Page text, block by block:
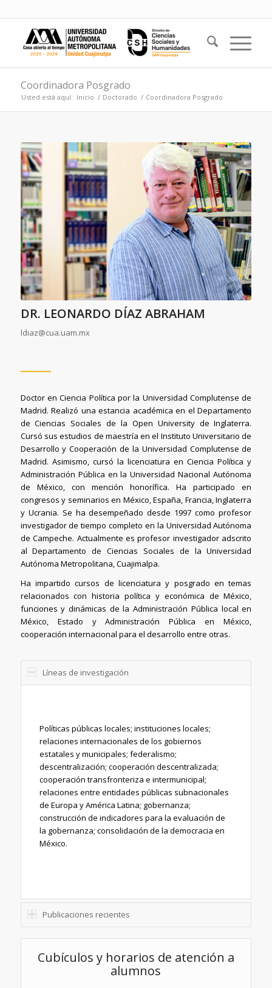
Coordinadora Posgrado
Usted está aquí: Inicio / Doctorado / Coordinadora Posgrado
DR. LEONARDO DÍAZ ABRAHAM
ldiaz@cua.uam.mx
Doctor en Ciencia Política por la Universidad Complutense de
Madrid. Realizó una estancia académica en el Departamento
de Ciencias Sociales de la Open University de Inglaterra.
Cursó sus estudios de maestría en el Instituto Universitario de
Desarrollo y Cooperación de la Universidad Complutense de
Madrid. Asimismo, cursó la licenciatura en Ciencia Política y
Administración Pública en la Universidad Nacional Autónoma
de México, con mención honorífica. Ha participado en
congresos y seminarios en México, España, Francia, Inglaterra
y Ucrania. Se ha desempeñado desde 1997 como profesor
investigador de tiempo completo en la Universidad Autónoma
de Campeche. Actualmente es profesor investigador adscrito
al Departamento de Ciencias Sociales de la Universidad
Autónoma Metropolitana, Cuajimalpa.
Ha impartido cursos de licenciatura y posgrado en temas
relacionados con historia política y económica de México,
funciones y dinámicas de la Administración Pública local en
México, Estado y Administración Pública en México,
cooperación internacional para el desarrollo entre otras.
Líneas de investigación
Políticas públicas locales; instituciones locales;
relaciones internacionales de los gobiernos
estatales y municipales; federalismo;
descentralización; cooperación descentralizada;
cooperación transfronteriza e intermunicipal;
relaciones entre entidades públicas subnacionales
de Europa y América Latina; gobernanza;
construcción de indicadores para la evaluación de
la gobernanza; consolidación de la democracia en
México.
Publicaciones recientes
Cubículos y horarios de atención a
alumnos